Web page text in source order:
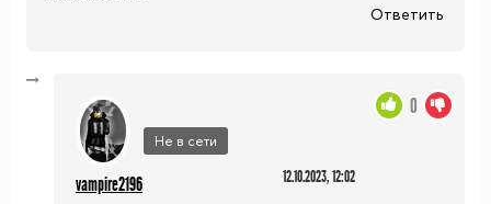
Ответить
Не в сети
vampire2196 12.10.2023, 12:02
0